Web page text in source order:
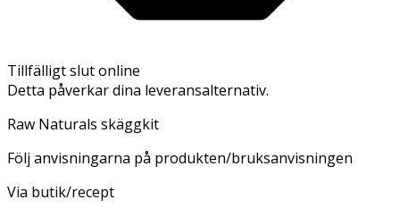
Tillfälligt slut online
Detta påverkar dina leveransalternativ.
Raw Naturals skäggkit
Följ anvisningarna på produkten/bruksanvisningen
Via butik/recept